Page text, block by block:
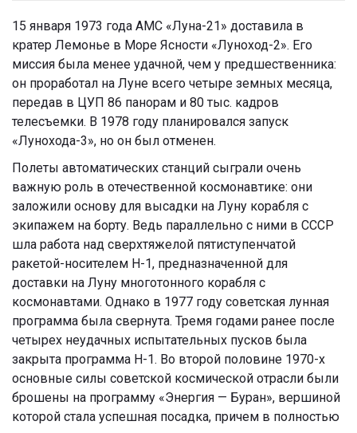
15 января 1973 года АМС «Луна-21» доставила в
кратер Лемонье в Море Ясности «Луноход-2». Его
миссия была менее удачной, чем у предшественника:
он проработал на Луне всего четыре земных месяца,
передав в ЦУП 86 панорам и 80 тыс. кадров
телесъемки. В 1978 году планировался запуск
«Лунохода-3», но он был отменен.
Полеты автоматических станций сыграли очень
важную роль в отечественной космонавтике: они
заложили основу для высадки на Луну корабля с
экипажем на борту. Ведь параллельно с ними в СССР
шла работа над сверхтяжелой пятиступенчатой
ракетой-носителем Н-1, предназначенной для
доставки на Луну многотонного корабля с
космонавтами. Однако в 1977 году советская лунная
программа была свернута. Тремя годами ранее после
четырех неудачных испытательных пусков была
закрыта программа H-1. Во второй половине 1970-х
основные силы советской космической отрасли были
брошены на программу «Энергия — Буран», вершиной
которой стала успешная посадка, причем в полностью